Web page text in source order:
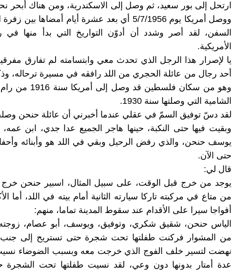
ارتحل إلى بور سعيد، ثم وصل إلى الاسكندرية، ومن هناك أبحر
ووصل أمريكا يوم 5/7/1956 أي بعد عشرة أيام أمضاها
السفن، لقد أصر وشدد أن أدوّن التواريخ التي بدأ منها في
الأمريكية.
يا لإصرار هذا الرجل الذي تحدث معي وابتسامته لم تفارق
أحد رجال من عائلة الحجري من اللد رافقه في مسيرة ترحاله،
وهو من سكان فلسطين
الشامية التي وصلتها سنة 1930.
وبقيت فيها حتى النكبة، حينها هاجر الجميع عدا جدي، ابن
يوسف حنحن، والذي رفض الرحيل وبقي في اللد هو وأبنائه
حتى الآن.
قال لي:
يوجد من خرج قبل الوقت، على سبيل المثال، اسبير حنحن خرج
من متاع في مركبته تاركا سيارته الثانية أمام بيته في اللد، أما
أفواجا سيرا على الأقدام عند سقوط المدينة تماما، منهم:
الياس حنحن، شقيق شكري، وتوفيق، ويوسف، أبو عصام،
من المشوار فركنت طفلتها تحت شجرة حتى تستريح إلى جنب
نهضت لتسير خلف الفوج الذي خرجت معه وبسبب الضوضاء
عدة أمتار بدونها دون وعي، لقد نسيت طفلتها تحت الشجرة